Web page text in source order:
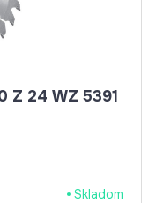
Z 24 WZ 5391
Skladom